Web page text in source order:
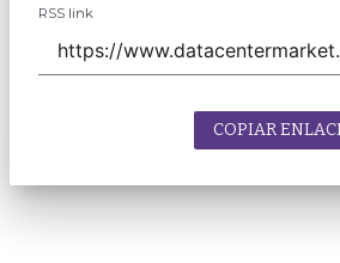
RSS link
COPIAR